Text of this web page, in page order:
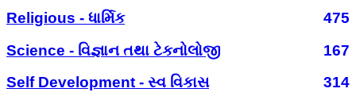
Religious - ધાર્મિક
475
Science - વિજ્ઞાન તથા ટેકનોલોજી
167
Self Development - સ્વ વિકાસ
314